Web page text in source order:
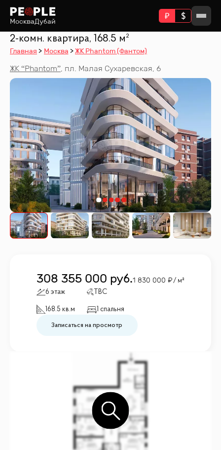
МоскваДубай
2-комн. квартира, 168.5 м²
Главная Москва ЖК Phantom (Фантом)
ЖК “Phantom”, пл. Малая Сухаревская, 6
308 355 000 руб.1 830 000 / м²
6 этаж TBC
168.5 кв.м 1 спальня
Записаться на просмотр